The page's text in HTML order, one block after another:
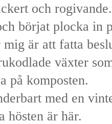
och
börjat plocka in
är att fatta
växter
på komposten.
med en
hösten är här.